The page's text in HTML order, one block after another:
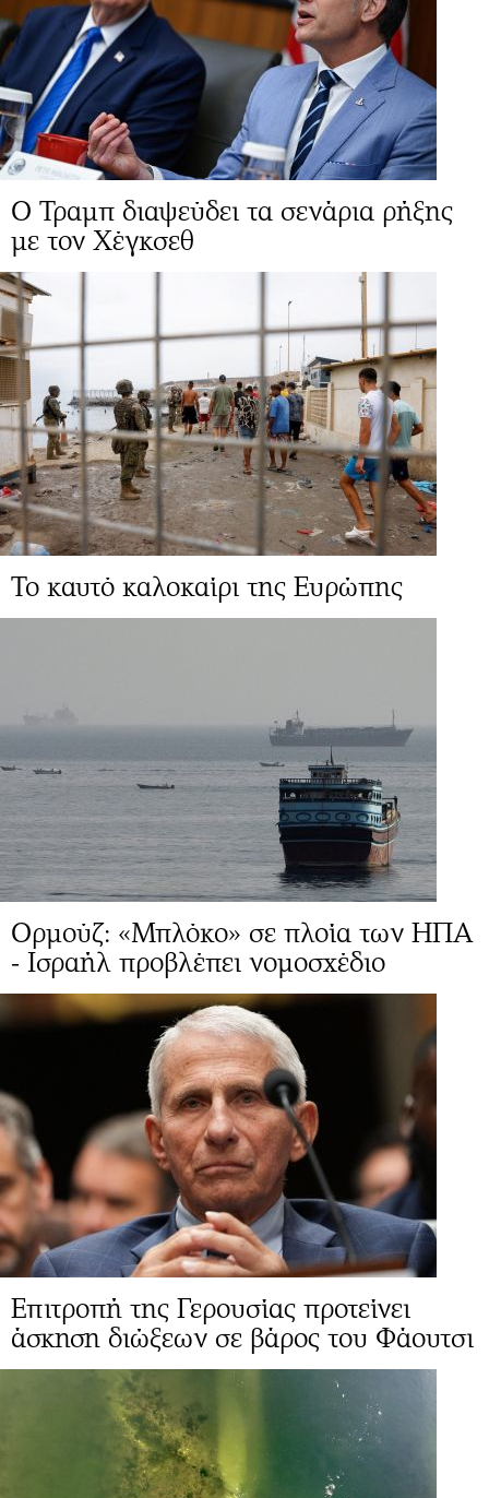
Ο Τραμπ διαψεύδει τα σενάρια ρήξης
με τον Χέγκσεθ
Το καυτό καλοκαίρι της Ευρώπης
Ορμούζ: «Μπλόκο» σε πλοία των ΗΠΑ
- Ισραήλ προβλέπει νομοσχέδιο
Επιτροπή της Γερουσίας προτείνει
άσκηση διώξεων σε βάρος του Φάουτσι